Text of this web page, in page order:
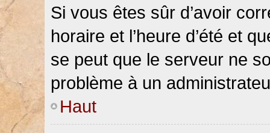
Si vous êtes sûr d’avoir
horaire et l’heure d’été et
se peut que le serveur ne
problème à un
Haut